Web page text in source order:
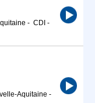
- CDI -
Aquitaine -